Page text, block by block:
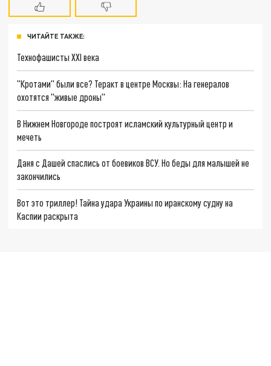
ЧИТАЙТЕ ТАКЖЕ:
Технофашисты XXI века
"Кротами" были все? Теракт в центре Москвы: На генералов
охотятся "живые дроны"
В Нижнем Новгороде построят исламский культурный центр и
мечеть
Даня с Дашей спаслись от боевиков ВСУ. Но беды для малышей не
закончились
Вот это триллер! Тайна удара Украины по иранскому судну на
Каспии раскрыта